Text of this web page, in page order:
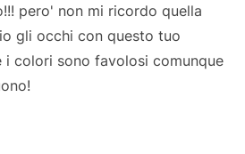
pero' non mi ricordo quella
gli occhi con questo tuo
i colori sono favolosi comunque